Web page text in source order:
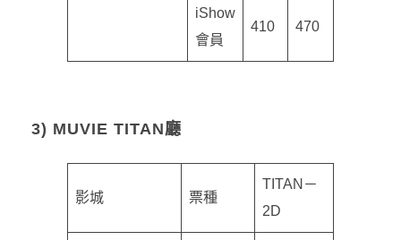
iShow
會員
410 470
3) MUVIE TITAN廳
影城 票種
TITAN－
2D